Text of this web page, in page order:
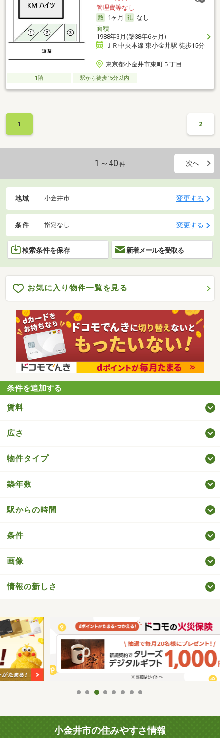
管理費等なし
1ヶ月
なし
面積-
1988年3月(築38年6ヶ月)
ＪＲ中央本線 東小金井駅 徒歩15分
東京都小金井市東町５丁目
1階 駅から徒歩15分以内
1 2
1～40 件 次へ
地域 小金井市 変更する
条件 指定なし 変更する
検索条件を保存 新着メールを受取る
お気に入り物件一覧を見る
条件を追加する
賃料
広さ
物件タイプ
築年数
駅からの時間
条件
画像
情報の新しさ
小金井市の住みやすさ情報